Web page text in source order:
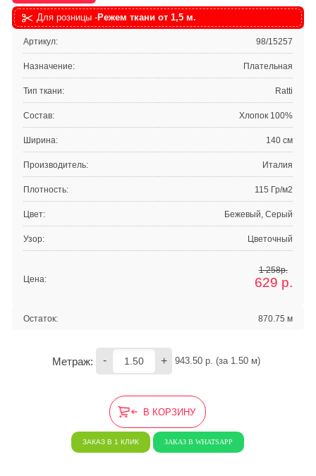
Для розницы -Режем ткани от 1,5 м.
Артикул: 98/15257
Назначение: Плательная
Тип ткани: Ratti
Состав: Хлопок 100%
Ширина: 140 см
Производитель: Италия
Плотность: 115 Гр/м2
Цвет: Бежевый, Серый
Узор: Цветочный
Цена:
1 258р.
629 р.
Остаток: 870.75 м
Метраж: - + 943.50 р. (за 1.50 м)
В КОРЗИНУ
ЗАКАЗ В 1 КЛИК ЗАКАЗ В WHATSAPP